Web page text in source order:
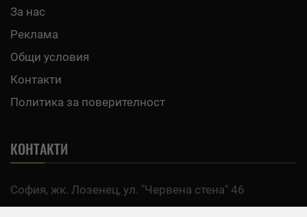
За нас
Реклама
Общи условия
Контакти
Политика за поверителност
КОНТАКТИ
София, жк. Лозенец, ул. "Червена стена" 46